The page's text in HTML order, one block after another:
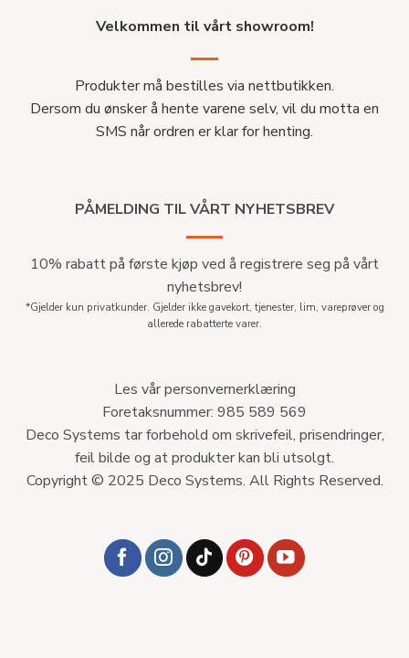
Velkommen til vårt showroom!
Produkter må bestilles via nettbutikken.
Dersom du ønsker å hente varene selv, vil du motta en
SMS når ordren er klar for henting.
PÅMELDING TIL VÅRT NYHETSBREV
10% rabatt på første kjøp ved å registrere seg på vårt
nyhetsbrev!
*Gjelder kun privatkunder. Gjelder ikke gavekort, tjenester, lim, vareprøver og
allerede rabatterte varer.
Les vår personvernerklæring
Foretaksnummer: 985 589 569
Deco Systems tar forbehold om skrivefeil, prisendringer,
feil bilde og at produkter kan bli utsolgt.
Copyright © 2025 Deco Systems. All Rights Reserved.